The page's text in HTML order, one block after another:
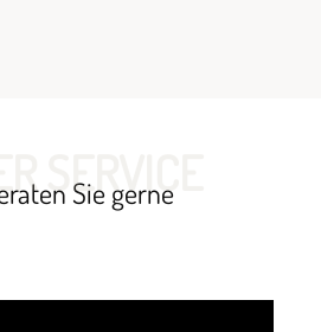
SERVICE
Sie gerne